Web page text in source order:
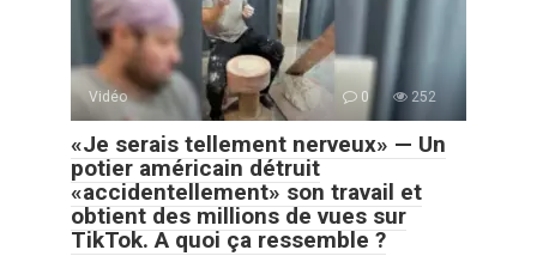
Vidéo 0 252
«Je serais tellement nerveux» — Un
potier américain détruit
«accidentellement» son travail et
obtient des millions de vues sur
TikTok. A quoi ça ressemble ?